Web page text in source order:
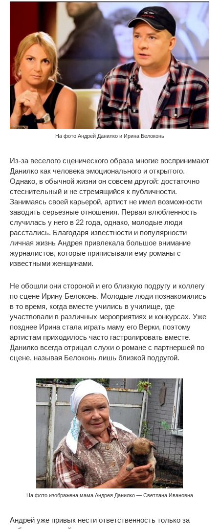
На фото Андрей Данилко и Ирина Белоконь
Из-за веселого сценического образа многие воспринимают
Данилко как человека эмоционального и открытого.
Однако, в обычной жизни он совсем другой: достаточно
стеснительный и не стремящийся к публичности.
Занимаясь своей карьерой, артист не имел возможности
заводить серьезные отношения. Первая влюбленность
случилась у него в 22 года, однако, молодые люди
расстались. Благодаря известности и популярности
личная жизнь Андрея привлекала большое внимание
журналистов, которые приписывали ему романы с
известными женщинами.
Не обошли они стороной и его близкую подругу и коллегу
по сцене Ирину Белоконь. Молодые люди познакомились
в то время, когда вместе учились в училище, где
участвовали в различных мероприятиях и конкурсах. Уже
позднее Ирина стала играть маму его Верки, поэтому
артистам приходилось часто гастролировать вместе.
Данилко всегда отрицал слухи о романе с партнершей по
сцене, называя Белоконь лишь близкой подругой.
На фото изображена мама Андрея Данилко — Светлана Ивановна
Андрей уже привык нести ответственность только за